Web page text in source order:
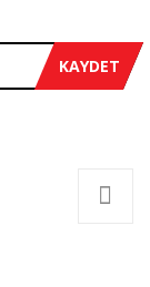
KAYDET